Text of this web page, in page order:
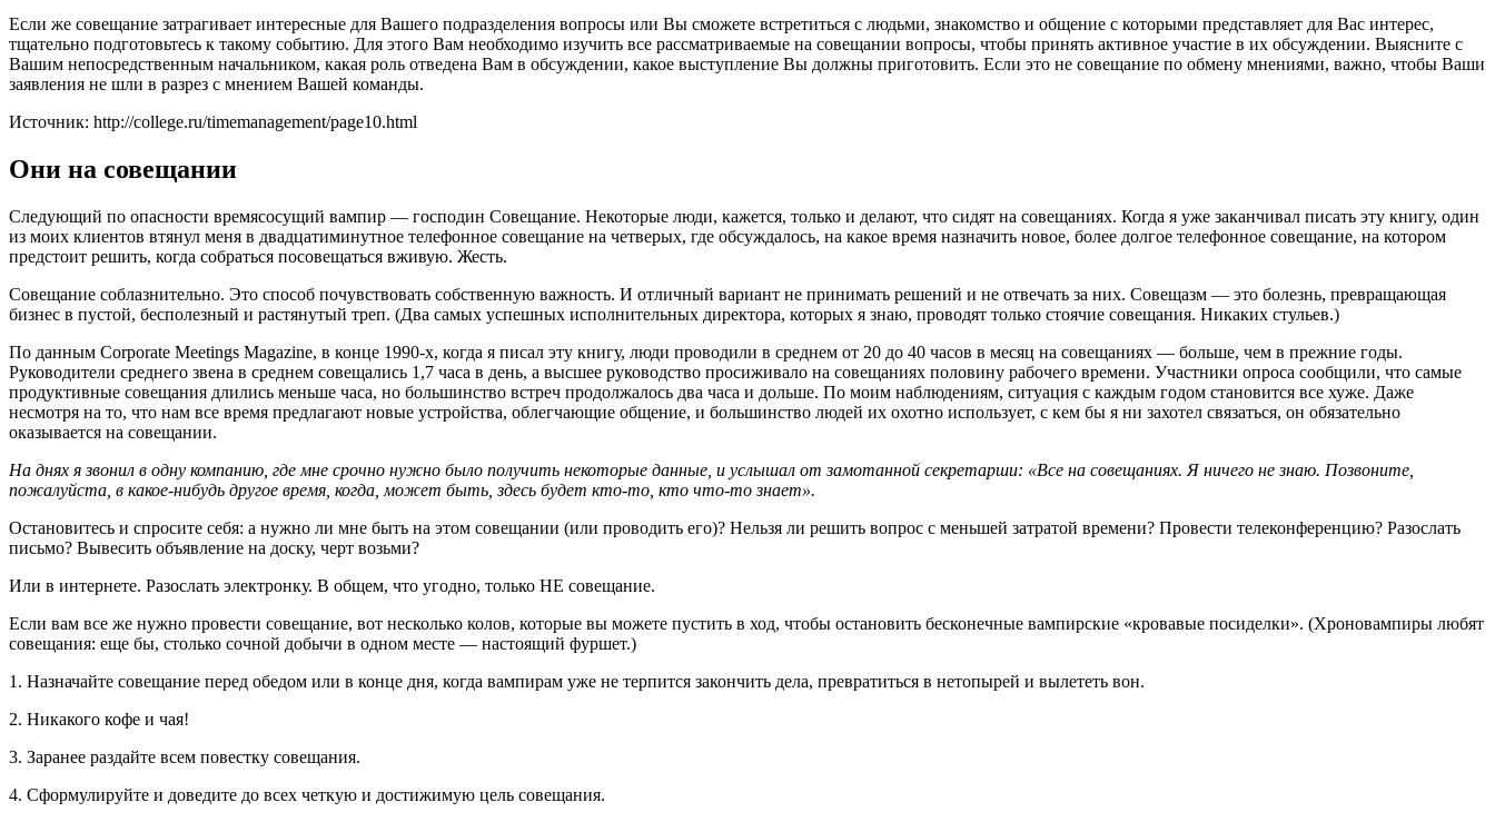
Если же совещание затрагивает интересные для Вашего подразделения вопросы или Вы сможете встретиться с людьми, знакомство и общение с которыми представляет для Вас интерес,
тщательно подготовьтесь к такому событию. Для этого Вам необходимо изучить все рассматриваемые на совещании вопросы, чтобы принять активное участие в их обсуждении. Выясните с
Вашим непосредственным начальником, какая роль отведена Вам в обсуждении, какое выступление Вы должны приготовить. Если это не совещание по обмену мнениями, важно, чтобы Ваши
заявления не шли в разрез с мнением Вашей команды.
Источник: http://college.ru/timemanagement/page10.html
Они на совещании
Следующий по опасности времясосущий вампир — господин Совещание. Некоторые люди, кажется, только и делают, что сидят на совещаниях. Когда я уже заканчивал писать эту книгу, один
из моих клиентов втянул меня в двадцатиминутное телефонное совещание на четверых, где обсуждалось, на какое время назначить новое, более долгое телефонное совещание, на котором
предстоит решить, когда собраться посовещаться вживую. Жесть.
Совещание соблазнительно. Это способ почувствовать собственную важность. И отличный вариант не принимать решений и не отвечать за них. Совещазм — это болезнь, превращающая
бизнес в пустой, бесполезный и растянутый треп. (Два самых успешных исполнительных директора, которых я знаю, проводят только стоячие совещания. Никаких стульев.)
По данным Corporate Meetings Magazine, в конце 1990-х, когда я писал эту книгу, люди проводили в среднем от 20 до 40 часов в месяц на совещаниях — больше, чем в прежние годы.
Руководители среднего звена в среднем совещались 1,7 часа в день, а высшее руководство просиживало на совещаниях половину рабочего времени. Участники опроса сообщили, что самые
продуктивные совещания длились меньше часа, но большинство встреч продолжалось два часа и дольше. По моим наблюдениям, ситуация с каждым годом становится все хуже. Даже
несмотря на то, что нам все время предлагают новые устройства, облегчающие общение, и большинство людей их охотно использует, с кем бы я ни захотел связаться, он обязательно
оказывается на совещании.
На днях я звонил в одну компанию, где мне срочно нужно было получить некоторые данные, и услышал от замотанной секретарши: «Все на совещаниях. Я ничего не знаю. Позвоните,
пожалуйста, в какое-нибудь другое время, когда, может быть, здесь будет кто-то, кто что-то знает».
Остановитесь и спросите себя: а нужно ли мне быть на этом совещании (или проводить его)? Нельзя ли решить вопрос с меньшей затратой времени? Провести телеконференцию? Разослать
письмо? Вывесить объявление на доску, черт возьми?
Или в интернете. Разослать электронку. В общем, что угодно, только НЕ совещание.
Если вам все же нужно провести совещание, вот несколько колов, которые вы можете пустить в ход, чтобы остановить бесконечные вампирские «кровавые посиделки». (Хроновампиры любят
совещания: еще бы, столько сочной добычи в одном месте — настоящий фуршет.)
1. Назначайте совещание перед обедом или в конце дня, когда вампирам уже не терпится закончить дела, превратиться в нетопырей и вылететь вон.
2. Никакого кофе и чая!
3. Заранее раздайте всем повестку совещания.
4. Сформулируйте и доведите до всех четкую и достижимую цель совещания.